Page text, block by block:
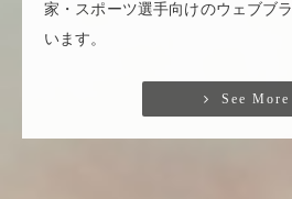
家・スポーツ選手向けのウェブブ
います。
See More